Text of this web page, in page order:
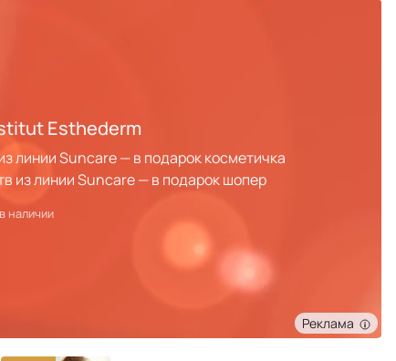
Esthederm
линии Suncare — в подарок косметичка
из линии Suncare — в подарок шопер
наличии
Реклама